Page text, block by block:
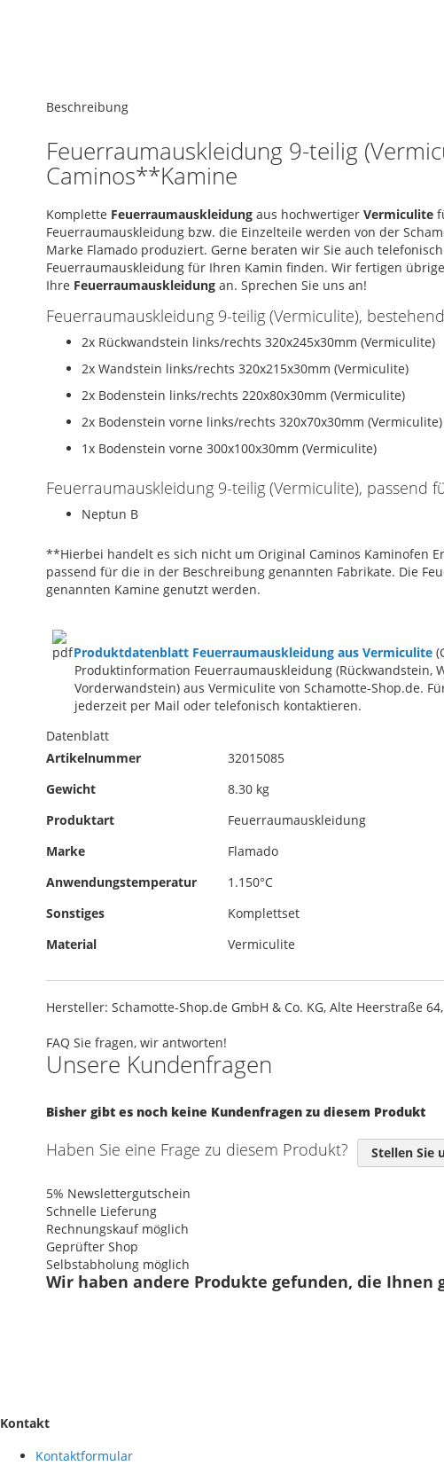
to
of
the
gallery
Beschreibung
Feuerraumauskleidung 9-teilig
Caminos**Kamine
Komplette Feuerraumauskleidung aus hochwertiger Vermiculite
Feuerraumauskleidung bzw. die Einzelteile werden von der
Marke Flamado produziert. Gerne beraten wir Sie auch
Feuerraumauskleidung für Ihren Kamin finden. Wir fertigen
Ihre Feuerraumauskleidung an. Sprechen Sie uns an!
Feuerraumauskleidung 9-teilig (Vermiculite),
2x Rückwandstein links/rechts 320x245x30mm (Vermiculite)
2x Wandstein links/rechts 320x215x30mm (Vermiculite)
2x Bodenstein links/rechts 220x80x30mm (Vermiculite)
2x Bodenstein vorne links/rechts 320x70x30mm (Vermiculite)
1x Bodenstein vorne 300x100x30mm (Vermiculite)
Feuerraumauskleidung 9-teilig (Vermiculite), passend
Neptun B
**Hierbei handelt es sich nicht um Original Caminos Kaminofen
passend für die in der Beschreibung genannten Fabrikate. Die
genannten Kamine genutzt werden.
Produktdatenblatt Feuerraumauskleidung aus Vermiculite
Produktinformation Feuerraumauskleidung (Rückwandstein,
Vorderwandstein) aus Vermiculite von Schamotte-Shop.de.
jederzeit per Mail oder telefonisch kontaktieren.
Datenblatt
Artikelnummer
32015085
Gewicht
8.30 kg
Produktart
Feuerraumauskleidung
Marke
Flamado
Anwendungstemperatur
1.150°C
Sonstiges
Komplettset
Material
Vermiculite
Hersteller: Schamotte-Shop.de GmbH & Co. KG, Alte Heerstraße
FAQ Sie fragen, wir antworten!
Unsere Kundenfragen
Bisher gibt es noch keine Kundenfragen zu diesem Produkt
Haben Sie eine Frage zu diesem Produkt? Stellen Sie
5% Newslettergutschein
Schnelle Lieferung
Rechnungskauf möglich
Geprüfter Shop
Selbstabholung möglich
Wir haben andere Produkte gefunden, die Ihnen
Kontakt
Kontaktformular